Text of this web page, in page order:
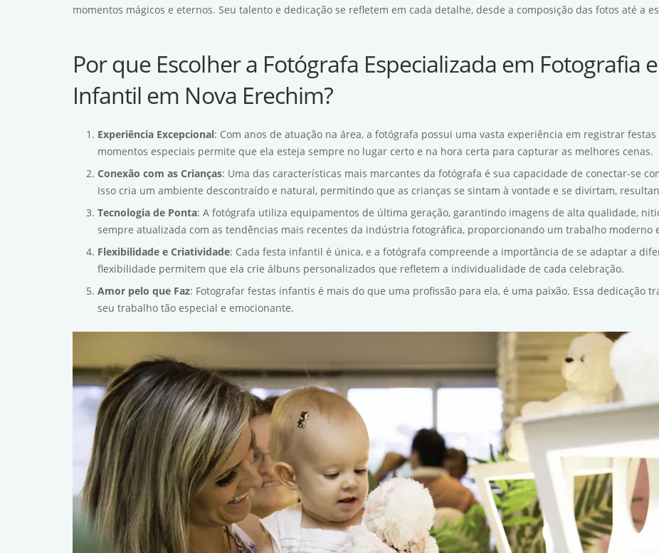
momentos mágicos e eternos. Seu talento e dedicação se refletem em cada detalhe, desde a composição das fotos até a
Por que Escolher a Fotógrafa Especializada em Fotografia
Infantil em Nova Erechim?
Experiência Excepcional: Com anos de atuação na área, a fotógrafa possui uma vasta experiência em registrar
momentos especiais permite que ela esteja sempre no lugar certo e na hora certa para capturar as melhores cenas.
Conexão com as Crianças: Uma das características mais marcantes da fotógrafa é sua capacidade de conectar-se
Isso cria um ambiente descontraído e natural, permitindo que as crianças se sintam à vontade e se divirtam,
Tecnologia de Ponta: A fotógrafa utiliza equipamentos de última geração, garantindo imagens de alta qualidade,
sempre atualizada com as tendências mais recentes da indústria fotográfica, proporcionando um trabalho moderno
Flexibilidade e Criatividade: Cada festa infantil é única, e a fotógrafa compreende a importância de se adaptar a
flexibilidade permitem que ela crie álbuns personalizados que refletem a individualidade de cada celebração.
Amor pelo que Faz: Fotografar festas infantis é mais do que uma profissão para ela, é uma paixão. Essa dedicação
seu trabalho tão especial e emocionante.